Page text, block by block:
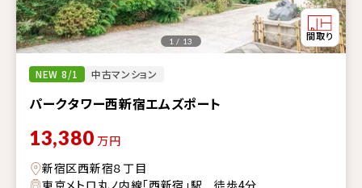
NEW 8/1 中古マンション
パークタワー西新宿エムズポート
1 / 13
13,380 万円
新宿区西新宿８丁目
東京メトロ丸ノ内線「西新宿」駅 徒歩4分